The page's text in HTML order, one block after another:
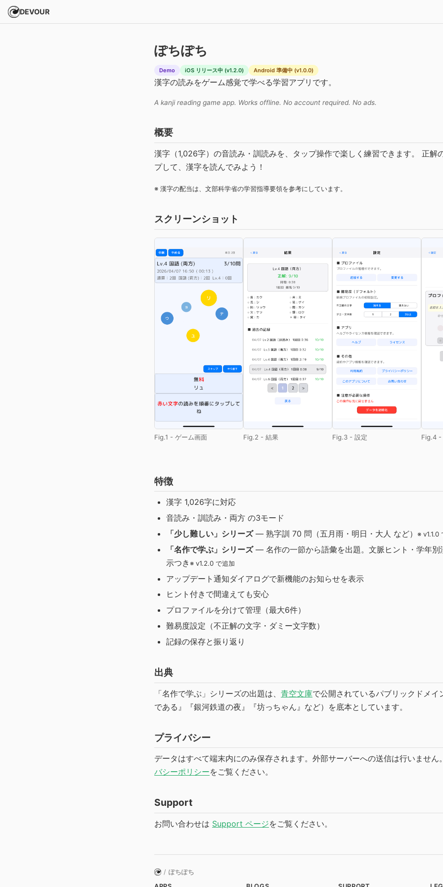
DEVOUR
ぽちぽち
Demo iOS リリース中 (v1.2.0) Android 準備中 (v1.0.0)
漢字の読みをゲーム感覚で学べる学習アプリです。
A kanji reading game app. Works offline. No account required. No ads.
概要
漢字（1,026字）の音読み・訓読みを、タップ操作で楽しく練習できます。 正解
プして、漢字を読んでみよう！
※ 漢字の配当は、文部科学省の学習指導要領を参考にしています。
スクリーンショット
Fig.1 - ゲーム画面 Fig.2 - 結果 Fig.3 - 設定 Fig.4 -
特徴
漢字 1,026字に対応
音読み・訓読み・両方 の3モード
「少し難しい」シリーズ— 熟字訓 70 問（五月雨・明日・大人 など） ※ v1.1.0
「名作で学ぶ」シリーズ— 名作の一節から語彙を出題。文脈ヒント・学年別
示つき※ v1.2.0 で追加
アップデート通知ダイアログで新機能のお知らせを表示
ヒント付きで間違えても安心
プロファイルを分けて管理（最大6件）
難易度設定（不正解の文字・ダミー文字数）
記録の保存と振り返り
出典
「名作で学ぶ」シリーズの出題は、 青空文庫で公開されているパブリックドメイ
である』『銀河鉄道の夜』『坊っちゃん』など）を底本としています。
プライバシー
データはすべて端末内にのみ保存されます。外部サーバーへの送信は行いません
バシーポリシーをご覧ください。
Support
お問い合わせは Support ページをご覧ください。
/ ぽちぽち